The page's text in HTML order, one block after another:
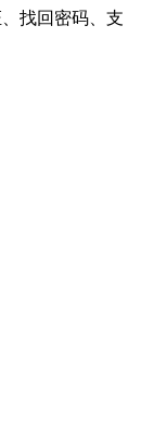
找回密码、支